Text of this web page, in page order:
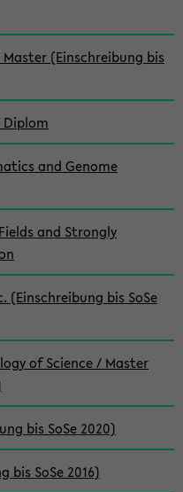
(Einschreibung bis
Diplom
and Genome
and Strongly
bis SoSe
of Science / Master
bis SoSe 2020)
bis SoSe 2016)